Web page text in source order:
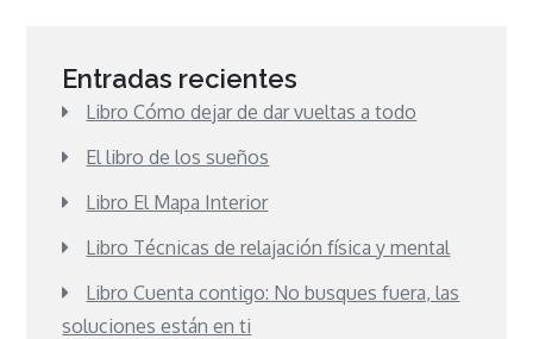
Entradas recientes
Libro Cómo dejar de dar vueltas a todo
El libro de los sueños
Libro El Mapa Interior
Libro Técnicas de relajación física y mental
Libro Cuenta contigo: No busques fuera, las
soluciones están en ti